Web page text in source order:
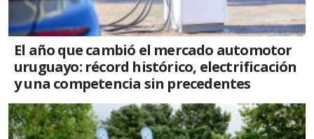
El año que cambió el mercado automotor
uruguayo: récord histórico, electrificación
y una competencia sin precedentes